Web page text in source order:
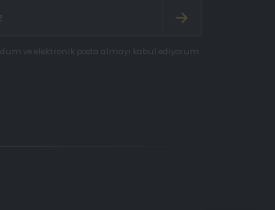
ve elektronik posta almayı kabul ediyorum.